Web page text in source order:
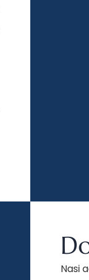
Nasi